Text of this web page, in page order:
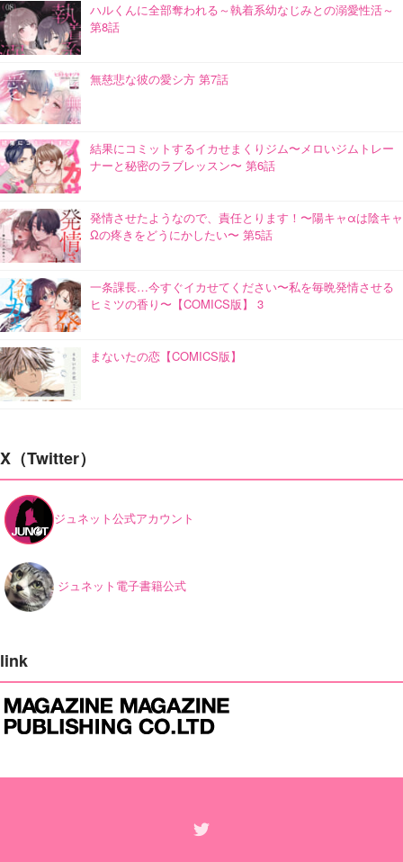
ハルくんに全部奪われる～執着系幼なじみとの溺愛性活～
第8話
無慈悲な彼の愛シ方 第7話
結果にコミットするイカせまくりジム〜メロいジムトレー
ナーと秘密のラブレッスン〜 第6話
発情させたようなので、責任とります！〜陽キャαは陰キャ
Ωの疼きをどうにかしたい〜 第5話
一条課長…今すぐイカせてください〜私を毎晩発情させる
ヒミツの香り〜【COMICS版】 3
まないたの恋【COMICS版】
X（Twitter）
ジュネット公式アカウント
ジュネット電子書籍公式
link